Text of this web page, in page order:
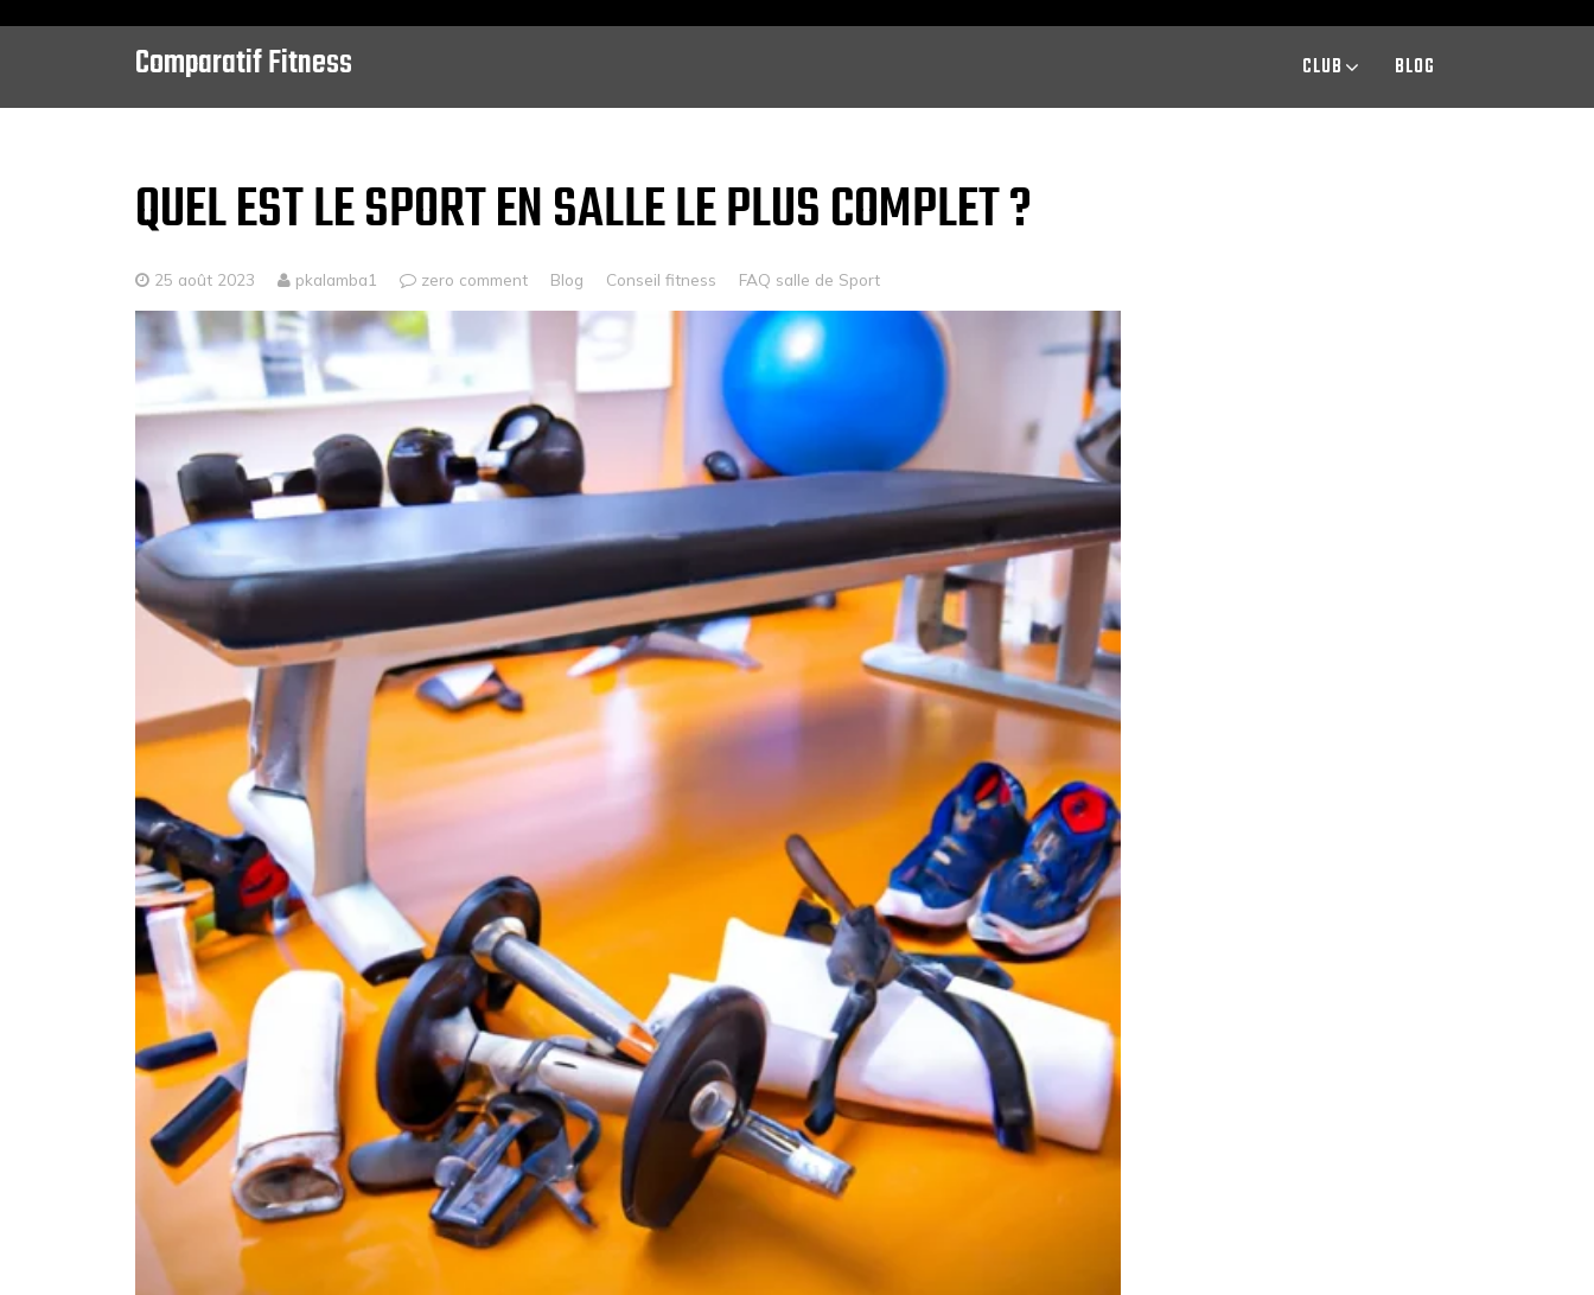
Comparatif Fitness CLUB BLOG
QUEL EST LE SPORT EN SALLE LE PLUS COMPLET ?
25 août 2023 pkalamba1 zero comment Blog Conseil fitness FAQ salle de Sport